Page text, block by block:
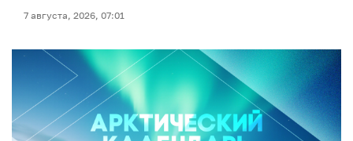
7 августа, 2026, 07:01